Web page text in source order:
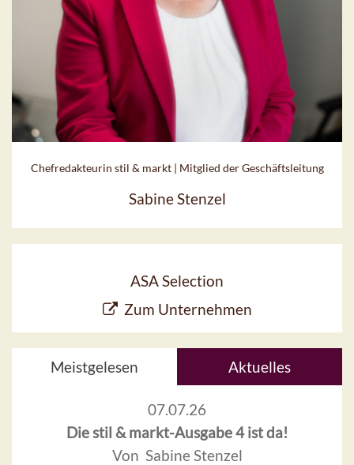
Chefredakteurin stil & markt | Mitglied der Geschäftsleitung
Sabine Stenzel
ASA Selection
Zum Unternehmen
Meistgelesen Aktuelles
07.07.26
Die stil & markt-Ausgabe 4 ist da!
Von Sabine Stenzel